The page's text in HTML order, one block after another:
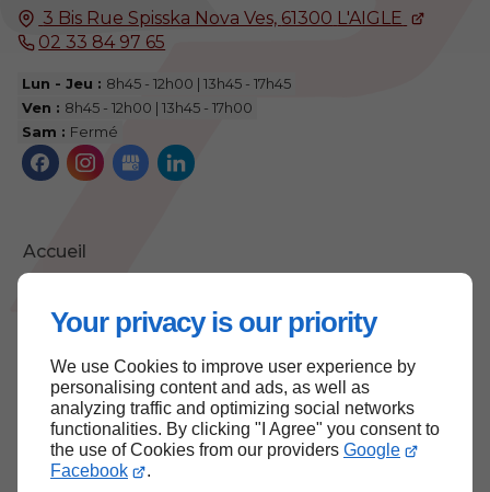
Your privacy is our priority
We use Cookies to improve user experience by
personalising content and ads, as well as
analyzing traffic and optimizing social networks
functionalities. By clicking "I Agree" you consent to
the use of Cookies from our providers Google
Facebook
.
3 Bis Rue Spisska Nova Ves, 61300 L'AIGLE
02 33 84 97 65
Lun - Jeu : 8h45 - 12h00 | 13h45 - 17h45
Ven : 8h45 - 12h00 | 13h45 - 17h00
Sam : Fermé
Accueil
Mentions légales
Plan du site
Haut de page